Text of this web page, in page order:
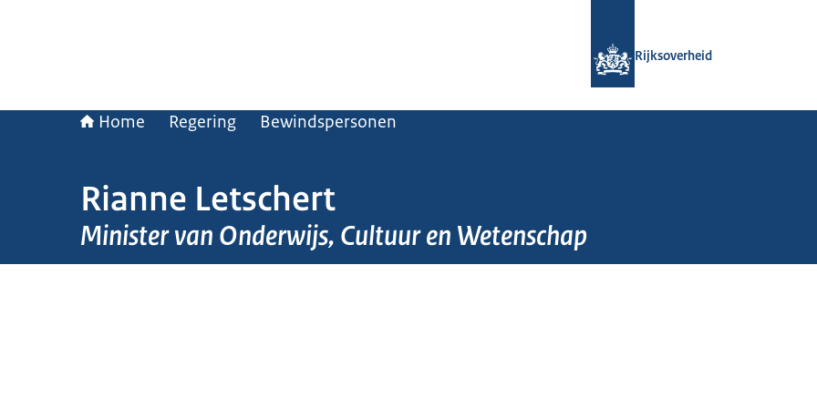
Rijksoverheid
Home Regering Bewindspersonen
Rianne Letschert
Minister van Onderwijs, Cultuur en Wetenschap